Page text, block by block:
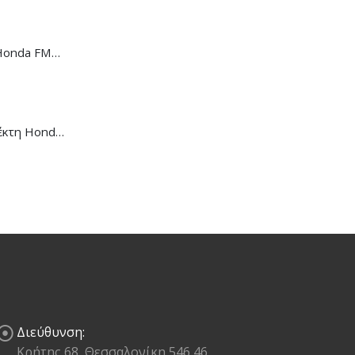
Ντίζα Κοντέρ Honda FMX-650
Μανέτα Συμπλέκτη Honda CB/CBR-650R
Διεύθυνση: